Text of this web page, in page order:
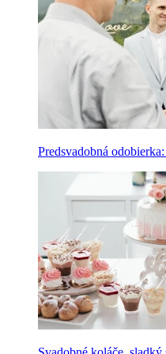
Predsvadobná